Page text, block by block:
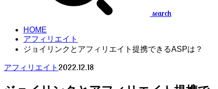
search
HOME
アフィリエイト
ジョイリンクとアフィリエイト提携できるASPは？
アフィリエイト 2022.12.18